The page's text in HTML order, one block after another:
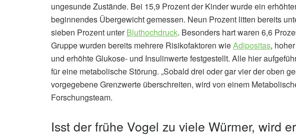
ungesunde Zustände. Bei 15,9 Prozent der Kinder wurde ein
beginnendes Übergewicht gemessen. Neun Prozent litten bereits
sieben Prozent unterBluthochdruck. Besonders hart waren 6,6
Gruppe wurden bereits mehrere Risikofaktoren wieAdipositas,
und erhöhte Glukose- und Insulinwerte festgestellt. Alle hier
für eine metabolische Störung. „Sobald drei oder gar vier der oben
vorgegebene Grenzwerte überschreiten, wird von einem
Forschungsteam.
Isst der frühe Vogel zu viele Würmer, wird